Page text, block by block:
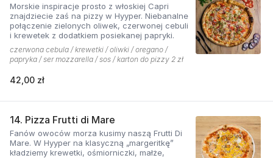
Morskie inspiracje prosto z włoskiej Capri
znajdziecie zaś na pizzy w Hyyper. Niebanalne
połączenie zielonych oliwek, czerwonej cebuli
i krewetek z dodatkiem posiekanej papryki.
czerwona cebula / krewetki / oliwki / oregano /
papryka / ser mozzarella / sos / karton do pizzy 2 zł
42,00 zł
14. Pizza Frutti di Mare
Fanów owoców morza kusimy naszą Frutti Di
Mare. W Hyyper na klasyczną „margeritkę”
kładziemy krewetki, ośmiorniczki, małże,